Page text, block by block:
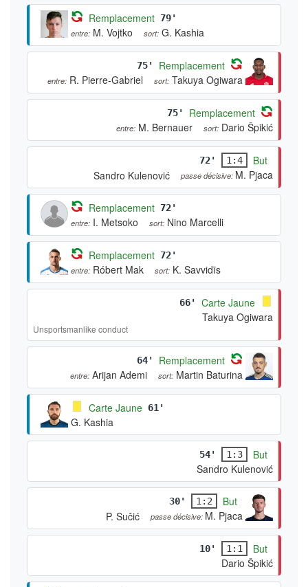
Remplacement 79'
entre: M. Vojtko sort: G. Kashia
75' Remplacement
entre: R. Pierre-Gabriel sort: Takuya Ogiwara
75' Remplacement
entre: M. Bernauer sort: Dario Špikić
72' 1:4
But
Sandro Kulenović
passe décisive: M. Pjaca
Remplacement 72'
entre: I. Metsoko sort: Nino Marcelli
Remplacement 72'
entre: Róbert Mak sort: K. Savvidīs
66'
Carte Jaune
Takuya Ogiwara
Unsportsmanlike conduct
64' Remplacement
entre: Arijan Ademi sort: Martin Baturina
Carte Jaune 61'
G. Kashia
54' 1:3
But
Sandro Kulenović
30' 1:2
But
P. Sučić
passe décisive: M. Pjaca
10' 1:1
But
Dario Špikić